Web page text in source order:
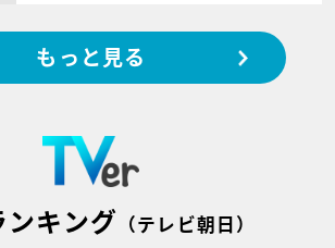
もっと見る
キング （テレビ朝日）